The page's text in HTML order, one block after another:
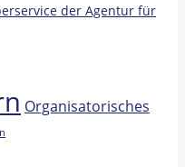
der Agentur für
Organisatorisches